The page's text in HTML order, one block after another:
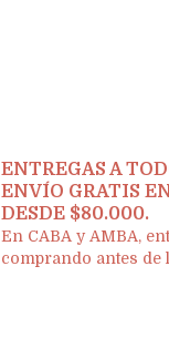
ENTREGAS A
ENVÍO GRATIS
DESDE $80.000.
En CABA y AMBA,
comprando antes de